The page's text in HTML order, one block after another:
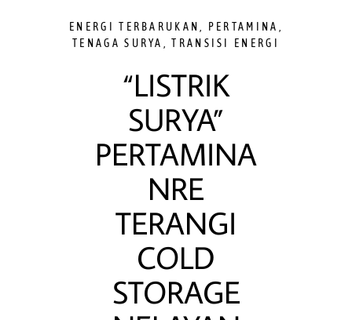
ENERGI TERBARUKAN PERTAMINA
TENAGA SURYA
,TRANSISI ENERGI
“LISTRIK
SURYA”
PERTAMINA
NRE
TERANGI
COLD
STORAGE